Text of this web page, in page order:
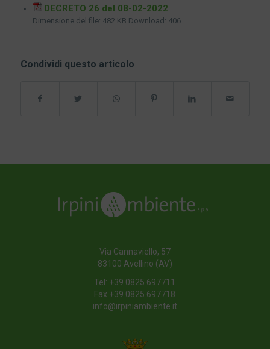
DECRETO 26 del 08-02-2022
Dimensione del file: 482 KB Download: 406
Condividi questo articolo
Via Cannaviello, 57
83100 Avellino (AV)
Tel: +39 0825 697711
Fax +39 0825 697718
info@irpiniambiente.it